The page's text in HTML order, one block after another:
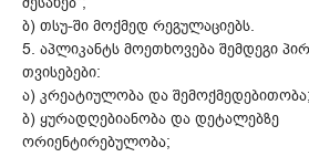
ბ) თსუ-ში მოქმედ რეგულაციებს.
5. აპლიკანტს მოეთხოვება შემდეგი
თვისებები:
ა) კრეატიულობა და შემოქმედებითობა;
ბ) ყურადღებიანობა და დეტალებზე
ორიენტირებულობა;